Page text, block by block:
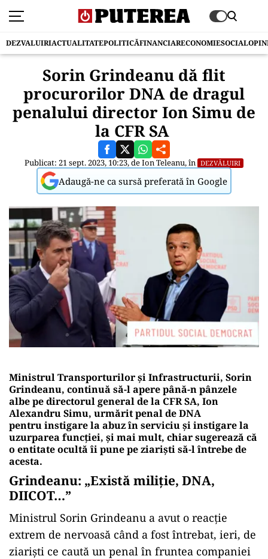
DEZVALUIRIACTUALITATEPOLITICĂFINANCIARECONOMIESOCIAL
Sorin Grindeanu dă flit
procurorilor DNA de dragul
penalului director Ion Simu de
la CFR SA
Publicat: 21 sept. 2023, 10:23, deIon Teleanu, în DEZVĂLUIRI
Adaugă-ne ca sursă preferată în Google
Ministrul Transporturilor și Infrastructurii, Sorin
Grindeanu, continuă să-l apere până-n pânzele
albe pe directorul general de la CFR SA, Ion
Alexandru Simu, urmărit penal de DNA
pentru instigare la abuz în serviciu și instigare la
uzurparea funcției, și mai mult, chiar sugerează că
o entitate ocultă îi pune pe ziariști să-l întrebe de
acesta.
Grindeanu: „Există miliție, DNA,
DIICOT…”
Ministrul Sorin Grindeanu a avut o reacție
extrem de nervoasă când a fost întrebat, ieri, de
ziariști ce caută un penal în fruntea companiei